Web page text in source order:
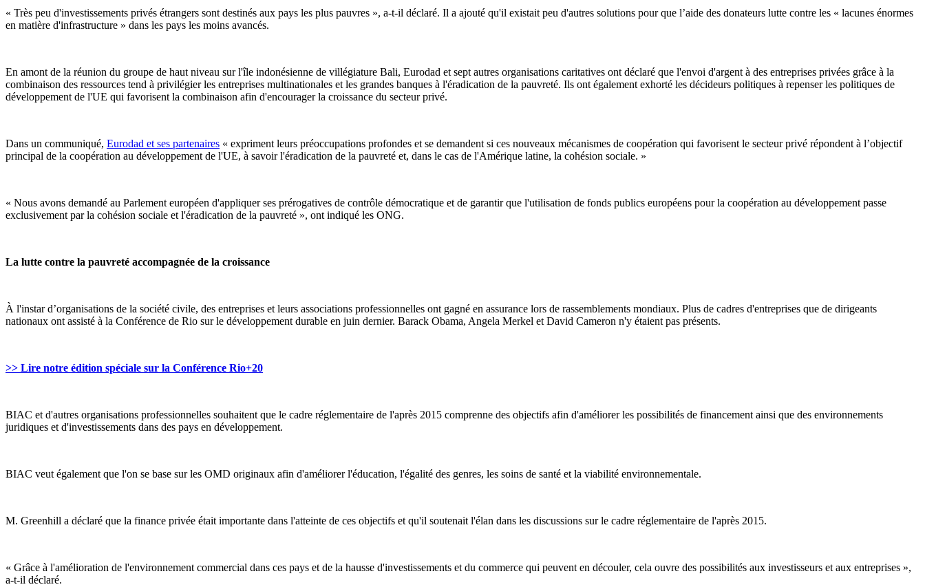
« Très peu d'investissements privés étrangers sont destinés aux pays les plus pauvres », a-t-il déclaré. Il a ajouté qu'il existait peu d'autres solutions pour que l’aide des donateurs lutte contre les « lacunes énormes
en matière d'infrastructure » dans les pays les moins avancés.
En amont de la réunion du groupe de haut niveau sur l'île indonésienne de villégiature Bali, Eurodad et sept autres organisations caritatives ont déclaré que l'envoi d'argent à des entreprises privées grâce à la
combinaison des ressources tend à privilégier les entreprises multinationales et les grandes banques à l'éradication de la pauvreté. Ils ont également exhorté les décideurs politiques à repenser les politiques de
développement de l'UE qui favorisent la combinaison afin d'encourager la croissance du secteur privé.
Dans un communiqué, Eurodad et ses partenaires « expriment leurs préoccupations profondes et se demandent si ces nouveaux mécanismes de coopération qui favorisent le secteur privé répondent à l’objectif
principal de la coopération au développement de l'UE, à savoir l'éradication de la pauvreté et, dans le cas de l'Amérique latine, la cohésion sociale. »
« Nous avons demandé au Parlement européen d'appliquer ses prérogatives de contrôle démocratique et de garantir que l'utilisation de fonds publics européens pour la coopération au développement passe
exclusivement par la cohésion sociale et l'éradication de la pauvreté », ont indiqué les ONG.
La lutte contre la pauvreté accompagnée de la croissance
À l'instar d’organisations de la société civile, des entreprises et leurs associations professionnelles ont gagné en assurance lors de rassemblements mondiaux. Plus de cadres d'entreprises que de dirigeants
nationaux ont assisté à la Conférence de Rio sur le développement durable en juin dernier. Barack Obama, Angela Merkel et David Cameron n'y étaient pas présents.
>> Lire notre édition spéciale sur la Conférence Rio+20
BIAC et d'autres organisations professionnelles souhaitent que le cadre réglementaire de l'après 2015 comprenne des objectifs afin d'améliorer les possibilités de financement ainsi que des environnements
juridiques et d'investissements dans des pays en développement.
BIAC veut également que l'on se base sur les OMD originaux afin d'améliorer l'éducation, l'égalité des genres, les soins de santé et la viabilité environnementale.
M. Greenhill a déclaré que la finance privée était importante dans l'atteinte de ces objectifs et qu'il soutenait l'élan dans les discussions sur le cadre réglementaire de l'après 2015.
« Grâce à l'amélioration de l'environnement commercial dans ces pays et de la hausse d'investissements et du commerce qui peuvent en découler, cela ouvre des possibilités aux investisseurs et aux entreprises »,
a-t-il déclaré.